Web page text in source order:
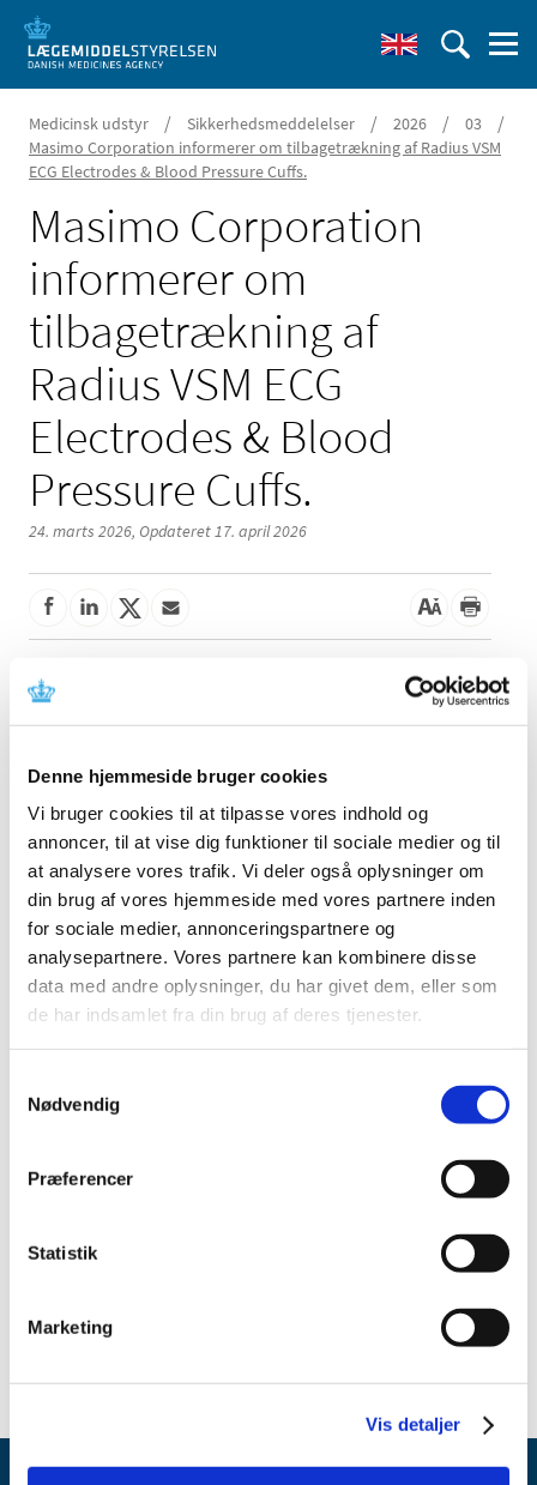
Denne hjemmeside bruger cookies
Vi bruger cookies til at tilpasse vores indhold og
annoncer, til at vise dig funktioner til sociale medier og til
at analysere vores trafik. Vi deler også oplysninger om
din brug af vores hjemmeside med vores partnere inden
for sociale medier, annonceringspartnere og
analysepartnere. Vores partnere kan kombinere disse
data med andre oplysninger, du har givet dem, eller som
de har indsamlet fra din brug af deres tjenester.
Nødvendig
Præferencer
Statistik
Marketing
Vis detaljer
Medicinsk udstyr / Sikkerhedsmeddelelser / 2026 / 03 /
Masimo Corporation informerer om tilbagetrækning af Radius VSM
ECG Electrodes & Blood Pressure Cuffs.
Masimo Corporation
informerer om
tilbagetrækning af
Radius VSM ECG
Electrodes & Blood
Pressure Cuffs.
24. marts 2026, Opdateret 17. april 2026
Denne meddelelse indeholder information om
tilbagetrækning af udstyret. Læs mere i meddelelsen fra
fabrikanten.
Referencer
Produkt: Radius VSM ECG Electrodes & Blood
Pressure Cuffs
Fabrikant: Masimo Corporation
Fabrikantens referencenummer: HHE-1088 & HHE-
1089B; MDSS ref.: MD26.035
Lægemiddelstyrelsens sagsnummer:
2026033764
Medicinsk udstyr
Sikkerhedsmeddelelse om Radius VSM ECG Electrodes &